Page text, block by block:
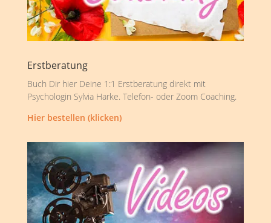
Erstberatung
Buch Dir hier Deine 1:1 Erstberatung direkt mit
Psychologin Sylvia Harke. Telefon- oder Zoom Coaching.
Hier bestellen (klicken)